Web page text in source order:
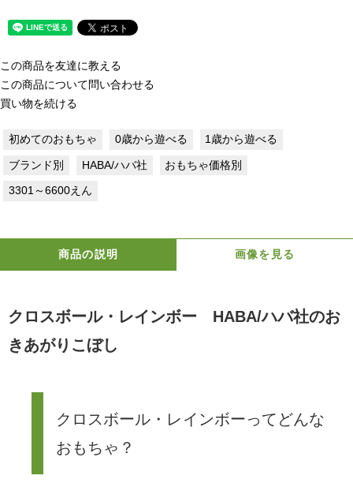
この商品を友達に教える
この商品について問い合わせる
買い物を続ける
初めてのおもちゃ 0歳から遊べる 1歳から遊べる
ブランド別 HABA/ハバ社 おもちゃ価格別
3301～6600えん
商品の説明 画像を見る
クロスボール・レインボー HABA/ハバ社のお
きあがりこぼし
クロスボール・レインボーってどんな
おもちゃ？